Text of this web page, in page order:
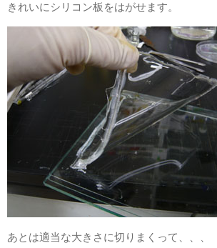
きれいにシリコン板をはがせます。
あとは適当な大きさに切りまくって、、、